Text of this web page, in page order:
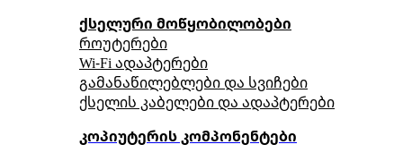
ქსელური მოწყობილობები
როუტერები
Wi-Fi ადაპტერები
გამანაწილებლები და სვიჩები
ქსელის კაბელები და ადაპტერები
კოპიუტერის კომპონენტები